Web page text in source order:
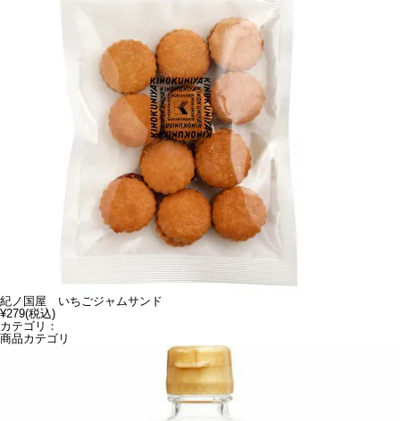
紀ノ国屋 いちごジャムサンド
¥279(税込)
カテゴリ：
商品カテゴリ